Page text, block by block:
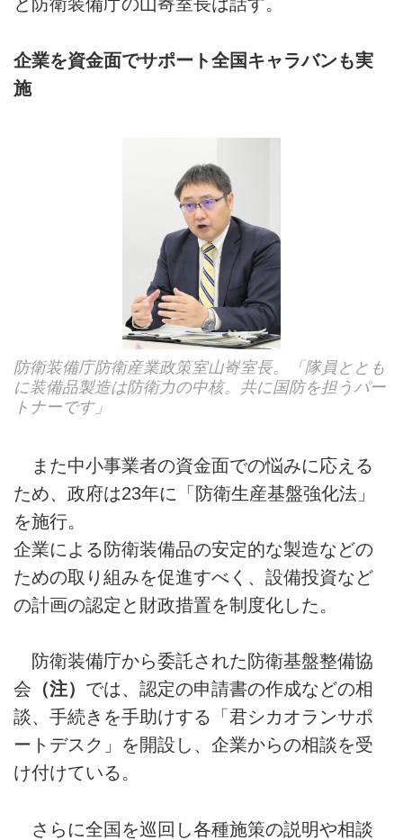
企業を資金面でサポート全国キャラバンも実
施
防衛装備庁防衛産業政策室山㟢室長。「隊員ととも
に装備品製造は防衛力の中核。共に国防を担うパー
トナーです」
また中小事業者の資金面での悩みに応える
ため、政府は23年に「防衛生産基盤強化法」
を施行。
企業による防衛装備品の安定的な製造などの
ための取り組みを促進すべく、設備投資など
の計画の認定と財政措置を制度化した。
防衛装備庁から委託された防衛基盤整備協
会 （注） では、認定の申請書の作成などの相
談、手続きを手助けする「君シカオランサポ
ートデスク」を開設し、企業からの相談を受
け付けている。
さらに全国を巡回し各種施策の説明や相談